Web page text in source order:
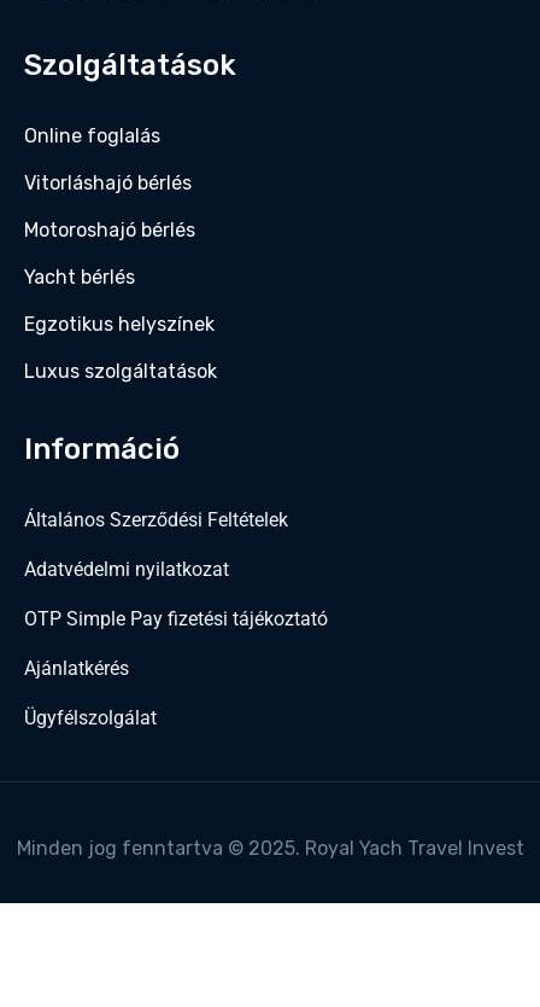
Szolgáltatások
Online foglalás
Vitorláshajó bérlés
Motoroshajó bérlés
Yacht bérlés
Egzotikus helyszínek
Luxus szolgáltatások
Információ
Általános Szerződési Feltételek
Adatvédelmi nyilatkozat
OTP Simple Pay fizetési tájékoztató
Ajánlatkérés
Ügyfélszolgálat
Minden jog fenntartva © 2025. Royal Yach Travel Invest